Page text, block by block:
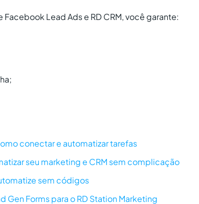
Lead Ads e RD CRM, você garante:
conectar e automatizar tarefas
seu marketing e CRM sem complicação
sem códigos
Gen Forms para o RD Station Marketing